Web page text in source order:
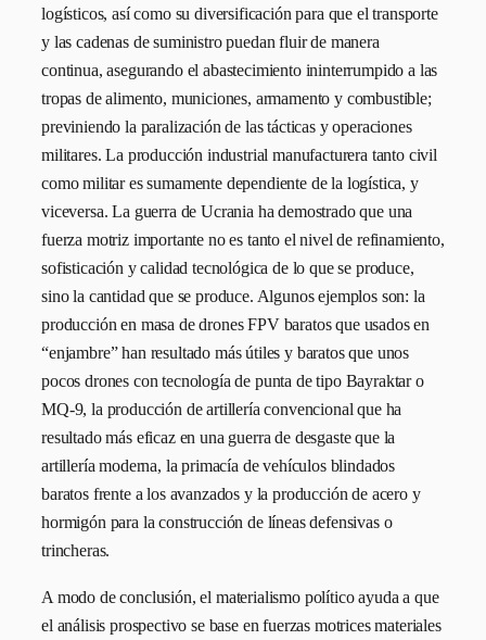
logísticos, así como su diversificación para que el transporte
y las cadenas de suministro puedan fluir de manera
continua, asegurando el abastecimiento ininterrumpido a las
tropas de alimento, municiones, armamento y combustible;
previniendo la paralización de las tácticas y operaciones
militares. La producción industrial manufacturera tanto civil
como militar es sumamente dependiente de la logística, y
viceversa. La guerra de Ucrania ha demostrado que una
fuerza motriz importante no es tanto el nivel de refinamiento,
sofisticación y calidad tecnológica de lo que se produce,
sino la cantidad que se produce. Algunos ejemplos son: la
producción en masa de drones FPV baratos que usados en
“enjambre” han resultado más útiles y baratos que unos
pocos drones con tecnología de punta de tipo Bayraktar o
MQ-9, la producción de artillería convencional que ha
resultado más eficaz en una guerra de desgaste que la
artillería moderna, la primacía de vehículos blindados
baratos frente a los avanzados y la producción de acero y
hormigón para la construcción de líneas defensivas o
trincheras.
A modo de conclusión, el materialismo político ayuda a que
el análisis prospectivo se base en fuerzas motrices materiales